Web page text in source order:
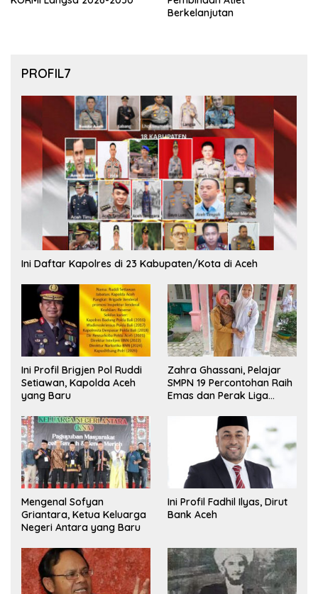
Berkelanjutan
PROFIL7
Ini Daftar Kapolres di 23 Kabupaten/Kota di Aceh
Ini Profil Brigjen Pol Ruddi
Setiawan, Kapolda Aceh
yang Baru
Zahra Ghassani, Pelajar
SMPN 19 Percontohan Raih
Emas dan Perak Liga
Mengenal Sofyan
Griantara, Ketua Keluarga
Negeri Antara yang Baru
Ini Profil Fadhil Ilyas, Dirut
Bank Aceh